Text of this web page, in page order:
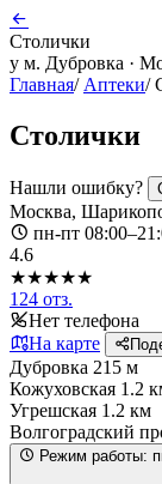
Столички
у м. Дубровка ·
Главная/ Аптеки/
Столички
Нашли ошибку?
Москва,
пн-пт
4.6
★★★★★
124 отз.
Нет телефона
На карте
Дубровка 215 м
Кожуховская 1.2
Угрешская 1.2 км
Волгоградский
Режим работы: